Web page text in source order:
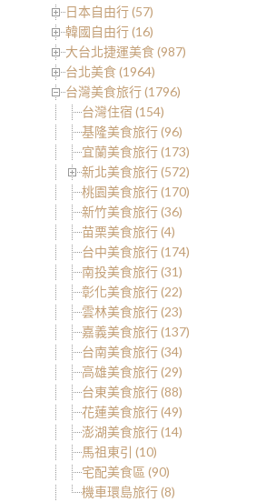
日本自由行 (57)
韓國自由行 (16)
大台北捷運美食 (987)
台北美食 (1964)
台灣美食旅行 (1796)
台灣住宿 (154)
基隆美食旅行 (96)
宜蘭美食旅行 (173)
新北美食旅行 (572)
桃園美食旅行 (170)
新竹美食旅行 (36)
苗栗美食旅行 (4)
台中美食旅行 (174)
南投美食旅行 (31)
彰化美食旅行 (22)
雲林美食旅行 (23)
嘉義美食旅行 (137)
台南美食旅行 (34)
高雄美食旅行 (29)
台東美食旅行 (88)
花蓮美食旅行 (49)
澎湖美食旅行 (14)
馬祖東引 (10)
宅配美食區 (90)
機車環島旅行 (8)